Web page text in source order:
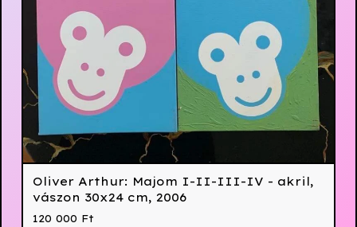
Oliver Arthur: Majom I-II-III-IV - akril,
vászon 30x24 cm, 2006
120 000 Ft